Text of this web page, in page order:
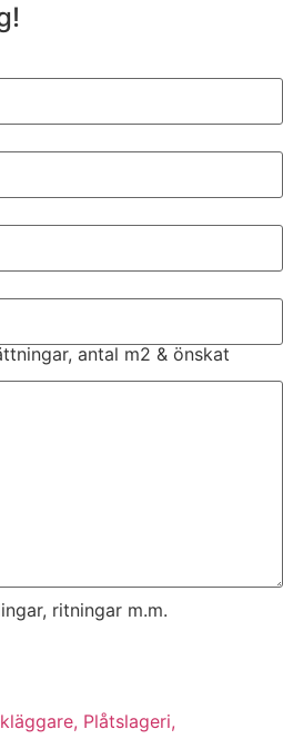
antal m2 & önskat
ritningar m.m.
Plåtslageri,